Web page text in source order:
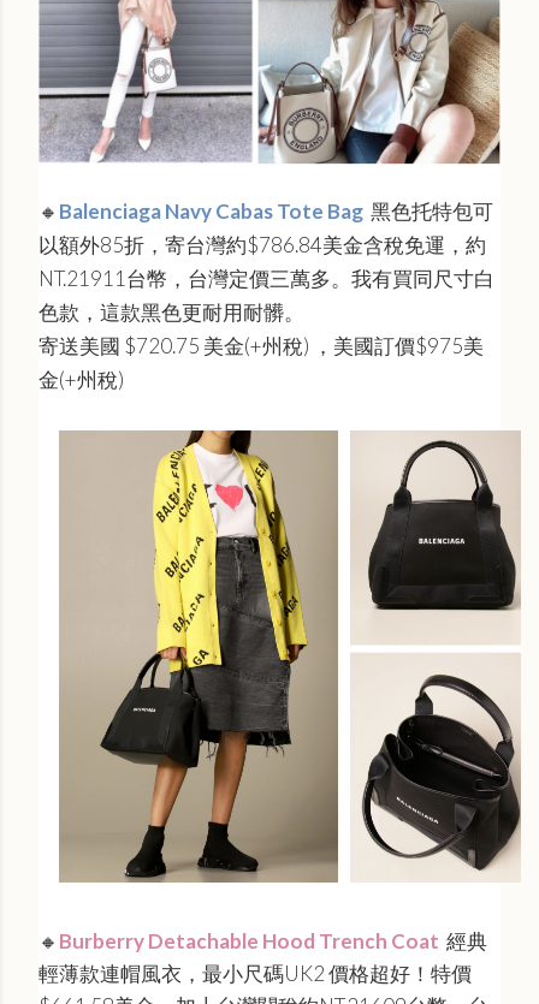
🔸 Balenciaga Navy Cabas Tote Bag 黑色托特包可
以額外85折，寄台灣約$786.84美金含稅免運，約
NT.21911台幣，台灣定價三萬多。我有買同尺寸白
色款，這款黑色更耐用耐髒。
寄送美國 $720.75 美金(+州稅) ，美國訂價$975美
金(+州稅)
🔸 Burberry Detachable Hood Trench Coat 經典
輕薄款連帽風衣，最小尺碼UK2 價格超好！特價